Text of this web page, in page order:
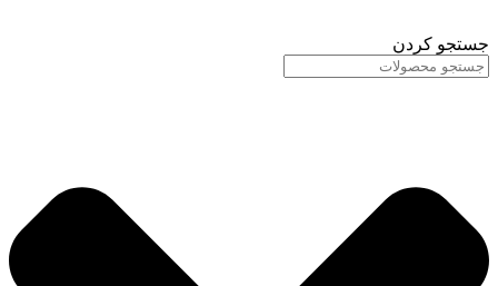
جستجو کردن